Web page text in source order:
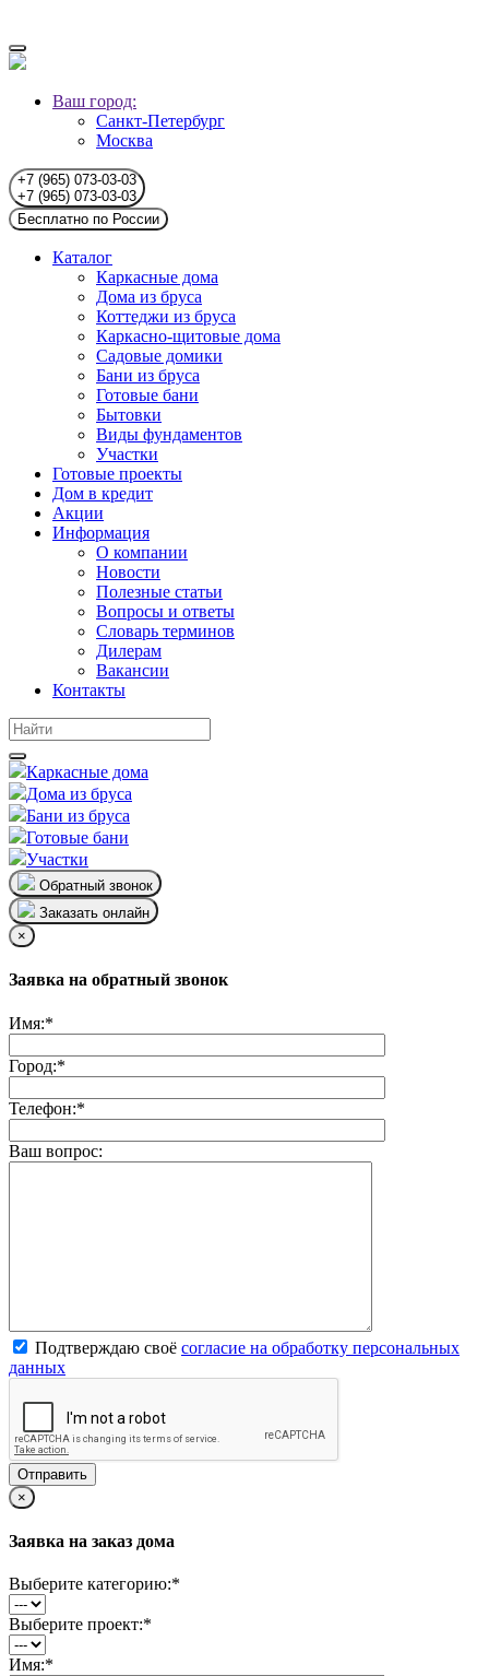
Ваш город:
Санкт-Петербург
Москва
+7 (965) 073-03-03
+7 (965) 073-03-03
Бесплатно по России
Каталог
Каркасные дома
Дома из бруса
Коттеджи из бруса
Каркасно-щитовые дома
Садовые домики
Бани из бруса
Готовые бани
Бытовки
Виды фундаментов
Участки
Готовые проекты
Дом в кредит
Акции
Информация
О компании
Новости
Полезные статьи
Вопросы и ответы
Словарь терминов
Дилерам
Вакансии
Контакты
Каркасные дома
Дома из бруса
Бани из бруса
Готовые бани
Участки
Обратный звонок
Заказать онлайн
×
Заявка на обратный звонок
Имя:*
Город:*
Телефон:*
Ваш вопрос:
Подтверждаю своё согласие на обработку персональных
данных
×
Заявка на заказ дома
Выберите категорию:*
Выберите проект:*
Имя:*